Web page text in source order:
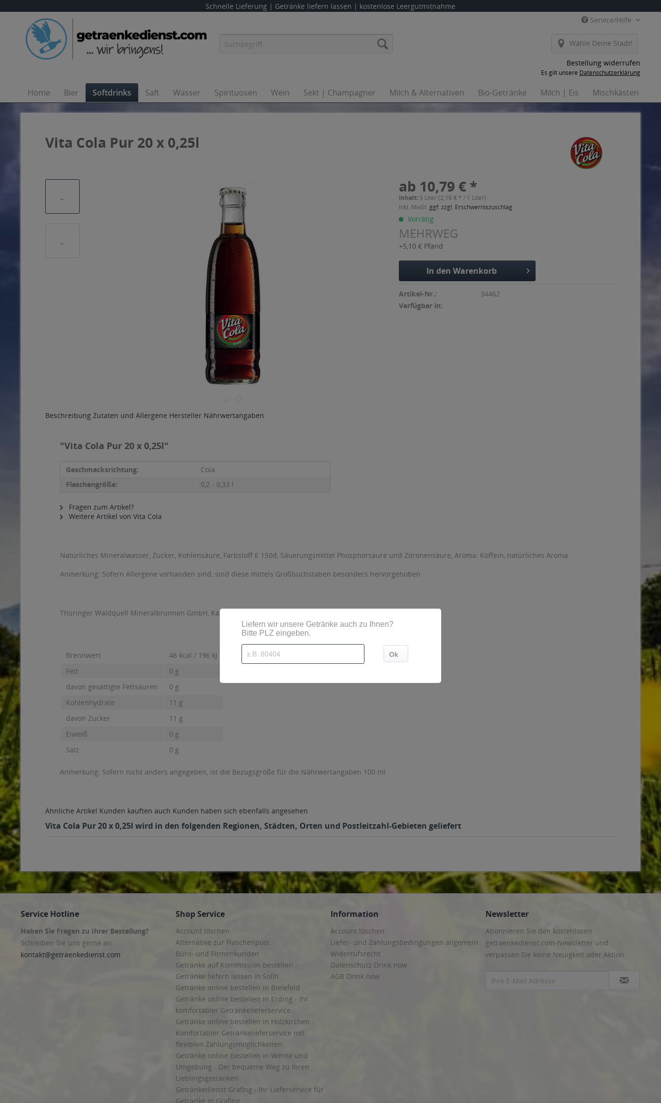
Schnelle Lieferung | Getränke liefern lassen | kostenlose Leergutmitnahme
Service/Hilfe
Wähle Deine Stadt!
Bestellung widerrufen
Es gilt unsere Datenschutzerklärung
Home Bier Softdrinks Saft Wasser Spirituosen Wein Sekt | Champagner Milch & Alternativen Bio-Getränke Milch | Eis Mischkästen
Vita Cola Pur 20 x 0,25l
ab 10,79 € *
Inhalt: 5 Liter (2,16 € * / 1 Liter)
inkl. MwSt. ggf. zzgl. Erschwerniszuschlag
Vorrätig
MEHRWEG
+5,10 € Pfand
In den Warenkorb
Artikel-Nr.:
34462
Verfügbar in:
Beschreibung Zutaten und Allergene Hersteller Nährwertangaben
"Vita Cola Pur 20 x 0,25l"
Geschmacksrichtung:
Cola
Flaschengröße:
0,2 - 0,33 l
Fragen zum Artikel?
Weitere Artikel von Vita Cola
Natürliches Mineralwasser, Zucker, Kohlensäure, Farbstoff E 150d, Säuerungsmittel Phosphorsäure und Zitronensäure, Aroma: Koffein, natürliches Aroma
Anmerkung: Sofern Allergene vorhanden sind, sind diese mittels Großbuchstaben besonders hervorgehoben
Thüringer Waldquell Mineralbrunnen GmbH, Kasseler Straße 79, 98574 Schmalkalden
Brennwert
46 kcal / 196 kJ
Fett
0 g
davon gesättigte Fettsäuren
0 g
Kohlenhydrate
11 g
davon Zucker
11 g
Eiweiß
0 g
Salz
0 g
Anmerkung: Sofern nicht anders angegeben, ist die Bezugsgröße für die Nährwertangaben 100 ml
Ähnliche Artikel Kunden kauften auch Kunden haben sich ebenfalls angesehen
Vita Cola Pur 20 x 0,25l wird in den folgenden Regionen, Städten, Orten und Postleitzahl-Gebieten geliefert
Service Hotline
Haben Sie Fragen zu Ihrer Bestellung?
Schreiben Sie uns gerne an
kontakt@getraenkedienst.com
Shop Service
Account löschen
Alternative zur Flaschenpost
Büro- und Firmenkunden
Getränke auf Kommission bestellen
Getränke liefern lassen in Solln
Getränke online bestellen in Bielefeld
Getränke online bestellen in Erding - Ihr
komfortabler Getränkelieferservice
Getränke online bestellen in Holzkirchen -
Komfortabler Getränkelieferservice mit
flexiblen Zahlungsmöglichkeiten
Getränke online bestellen in Werne und
Umgebung - Der bequeme Weg zu Ihren
Lieblingsgetränken
Getränkedienst Grafing - Ihr Lieferservice für
Getränke in Grafing
Information
Account löschen
Liefer- und Zahlungsbedingungen allgemein
Widerrufsrecht
Datenschutz Drink now
AGB Drink now
Newsletter
Abonnieren Sie den kostenlosen
getraenkedienst.com-Newsletter und
verpassen Sie keine Neuigkeit oder Aktion.